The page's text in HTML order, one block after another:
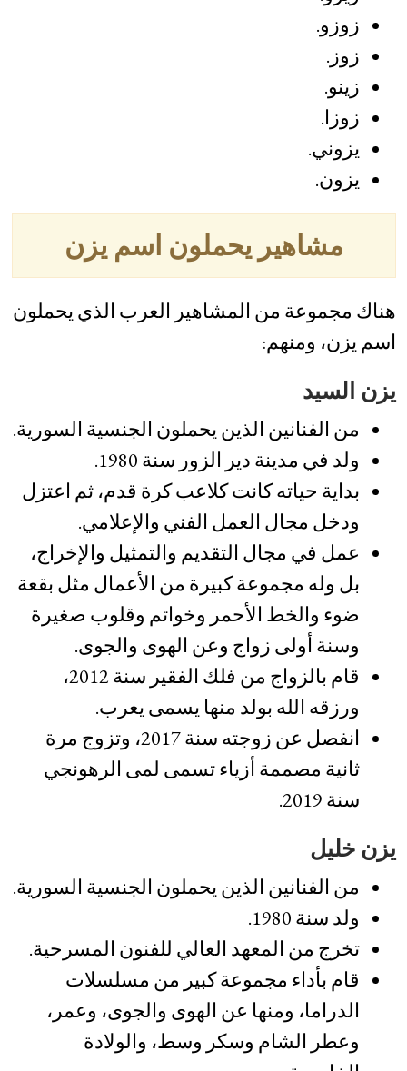
زوزو.
زوز.
زينو.
زوزا.
يزوني.
يزون.
مشاهير يحملون اسم يزن
هناك مجموعة من المشاهير العرب الذي يحملون
اسم يزن، ومنهم:
يزن السيد
من الفنانين الذين يحملون الجنسية السورية.
ولد في مدينة دير الزور سنة 1980.
بداية حياته كانت كلاعب كرة قدم، ثم اعتزل
ودخل مجال العمل الفني والإعلامي.
عمل في مجال التقديم والتمثيل والإخراج،
بل وله مجموعة كبيرة من الأعمال مثل بقعة
ضوء والخط الأحمر وخواتم وقلوب صغيرة
وسنة أولى زواج وعن الهوى والجوى.
قام بالزواج من فلك الفقير سنة 2012،
ورزقه الله بولد منها يسمى يعرب.
انفصل عن زوجته سنة 2017، وتزوج مرة
ثانية مصممة أزياء تسمى لمى الرهونجي
سنة 2019.
يزن خليل
من الفنانين الذين يحملون الجنسية السورية.
ولد سنة 1980.
تخرج من المعهد العالي للفنون المسرحية.
قام بأداء مجموعة كبير من مسلسلات
الدراما، ومنها عن الهوى والجوى، وعمر،
وعطر الشام وسكر وسط، والولادة